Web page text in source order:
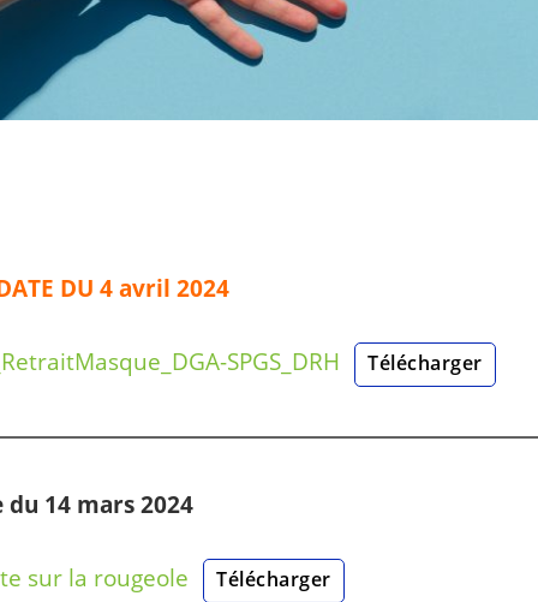
DU 4 avril 2024
SPGS_DRH Télécharger
14 mars 2024
sur la rougeole Télécharger